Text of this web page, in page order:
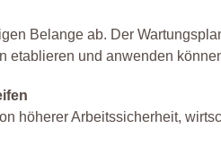
Belange ab. Der
etablieren und anwenden
höherer Arbeitssicherheit,